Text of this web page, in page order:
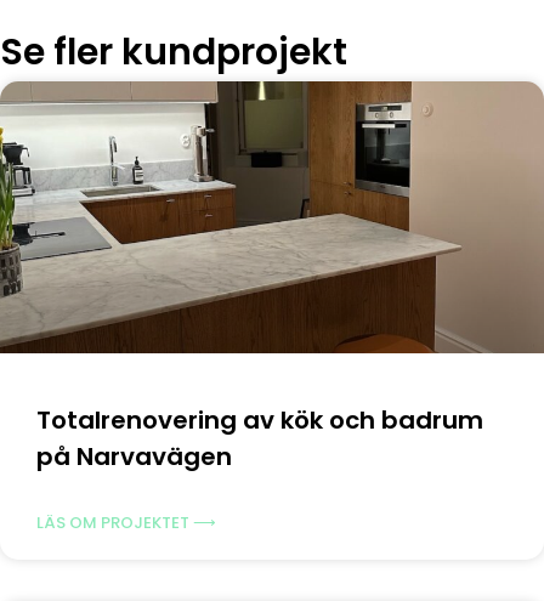
Se fler kundprojekt
Totalrenovering av kök och badrum
på Narvavägen
LÄS OM PROJEKTET ⟶